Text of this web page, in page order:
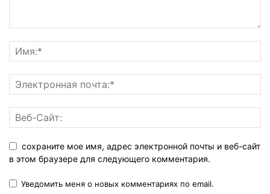
сохраните мое имя, адрес электронной почты и веб-сайт
в этом браузере для следующего комментария.
Уведомить меня о новых комментариях по email.